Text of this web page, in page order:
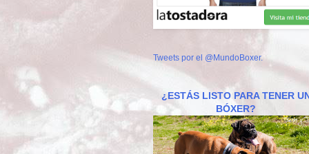
Tweets por el @MundoBoxer.
¿ESTÁS LISTO PARA TENER
BÓXER?